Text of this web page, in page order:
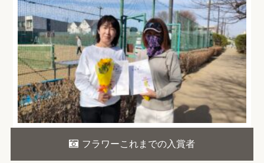
フラワーこれまでの入賞者